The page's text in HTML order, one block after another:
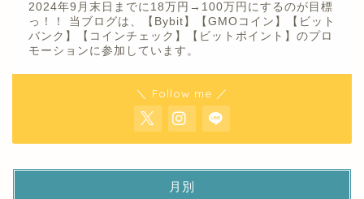
2024年9月末日までに18万円→100万円にするのが目標
っ！！ 当ブログは、【Bybit】【GMOコイン】【ビット
バンク】【コインチェック】【ビットポイント】のプロ
モーションに参加しています。
＼ Follow me ／
月別